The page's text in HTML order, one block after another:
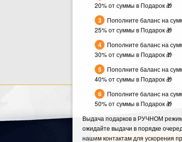
20% от суммы в Подарок 🎁
Пополните баланс на
25% от суммы в Подарок 🎁
Пополните баланс на
30% от суммы в Подарок 🎁
Пополните баланс на
40% от суммы в Подарок 🎁
Пополните баланс на
50% от суммы в Подарок 🎁
Выдача подарков в РУЧНОМ
ожидайте выдачи в порядке
нашим контактам для ускорения